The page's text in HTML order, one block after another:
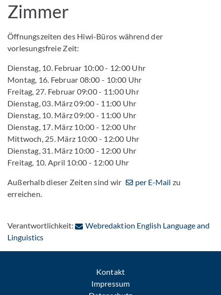
Zimmer
Öffnungszeiten des Hiwi-Büros während der
vorlesungsfreie Zeit:
Dienstag, 10. Februar 10:00 - 12:00 Uhr
Montag, 16. Februar 08:00 - 10:00 Uhr
Freitag, 27. Februar 09:00 - 11:00 Uhr
Dienstag, 03. März 09:00 - 11:00 Uhr
Dienstag, 10. März 09:00 - 11:00 Uhr
Dienstag, 17. März 10:00 - 12:00 Uhr
Mittwoch, 25. März 10:00 - 12:00 Uhr
Dienstag, 31. März 10:00 - 12:00 Uhr
Freitag, 10. April 10:00 - 12:00 Uhr
Außerhalb dieser Zeiten sind wir per E-Mail zu
erreichen.
Verantwortlichkeit:
Webredaktion English Language and
Linguistics: Per E-Mail kontaktieren
Kontakt
Impressum